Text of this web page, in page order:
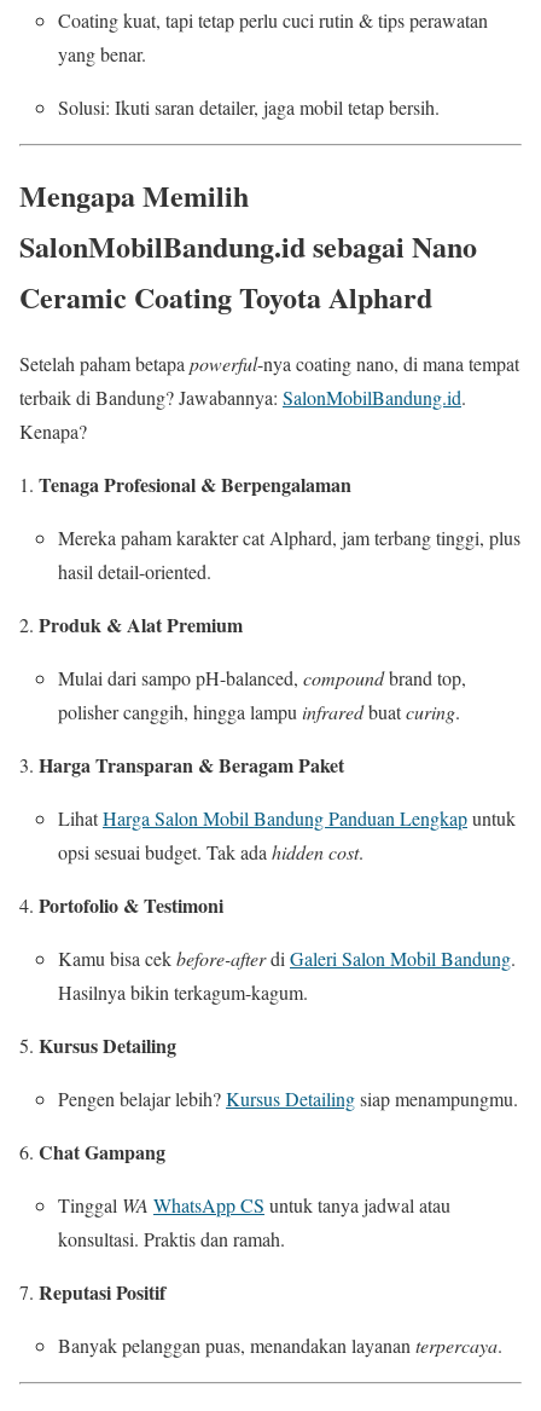
Coating kuat, tapi tetap perlu cuci rutin & tips perawatan
yang benar.
Solusi: Ikuti saran detailer, jaga mobil tetap bersih.
Mengapa Memilih
SalonMobilBandung.id sebagai Nano
Ceramic Coating Toyota Alphard
Setelah paham betapa powerful-nya coating nano, di mana tempat
terbaik di Bandung? Jawabannya: SalonMobilBandung.id.
Kenapa?
Tenaga Profesional & Berpengalaman
Mereka paham karakter cat Alphard, jam terbang tinggi, plus
hasil detail-oriented.
Produk & Alat Premium
Mulai dari sampo pH-balanced, compoundbrand top,
polisher canggih, hingga lampu infraredbuatcuring.
Harga Transparan & Beragam Paket
LihatHarga Salon Mobil Bandung Panduan Lengkapuntuk
opsi sesuai budget. Tak ada hidden cost.
Portofolio & Testimoni
Kamu bisa cekbefore-afterdi Galeri Salon Mobil Bandung.
Hasilnya bikin terkagum-kagum.
Kursus Detailing
Pengen belajar lebih?Kursus Detailingsiap menampungmu.
Chat Gampang
Tinggal WA WhatsApp CS untuk tanya jadwal atau
konsultasi. Praktis dan ramah.
Reputasi Positif
Banyak pelanggan puas, menandakan layanan terpercaya.